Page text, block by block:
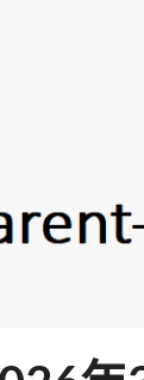
PTA | 香港